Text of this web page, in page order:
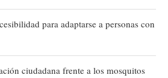
para adaptarse a personas con
ciudadana frente a los mosquitos